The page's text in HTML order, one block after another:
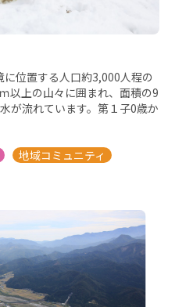
位置する人口約3,000人程の
以上の山々に囲まれ、面積の9
が流れています。第１子0歳か